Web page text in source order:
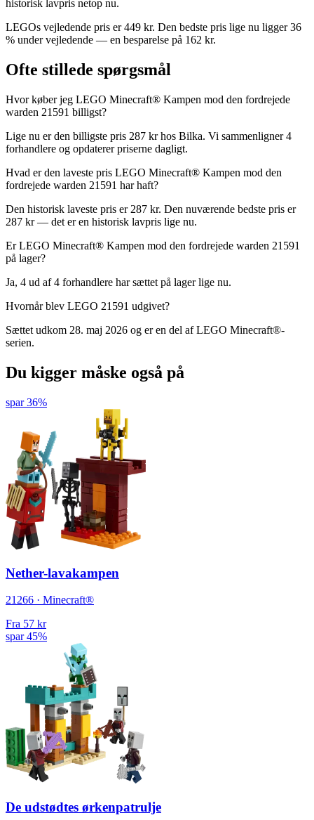
historisk lavpris netop nu.
LEGOs vejledende pris er 449 kr. Den bedste pris lige nu ligger 36
% under vejledende — en besparelse på 162 kr.
Ofte stillede spørgsmål
Hvor køber jeg LEGO Minecraft® Kampen mod den fordrejede
warden 21591 billigst?
Lige nu er den billigste pris 287 kr hos Bilka. Vi sammenligner 4
forhandlere og opdaterer priserne dagligt.
Hvad er den laveste pris LEGO Minecraft® Kampen mod den
fordrejede warden 21591 har haft?
Den historisk laveste pris er 287 kr. Den nuværende bedste pris er
287 kr — det er en historisk lavpris lige nu.
Er LEGO Minecraft® Kampen mod den fordrejede warden 21591
på lager?
Ja, 4 ud af 4 forhandlere har sættet på lager lige nu.
Hvornår blev LEGO 21591 udgivet?
Sættet udkom 28. maj 2026 og er en del af LEGO Minecraft®-
serien.
Du kigger måske også på
spar 36%
Nether-lavakampen
21266 · Minecraft®
Fra 57 kr
spar 45%
De udstødtes ørkenpatrulje